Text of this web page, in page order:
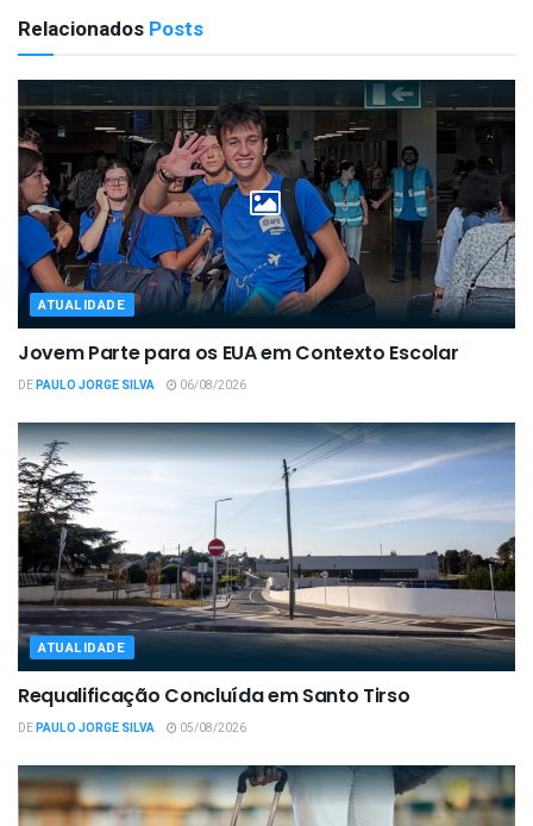
Relacionados Posts
ATUALIDADE
Jovem Parte para os EUA em Contexto Escolar
DEPAULO JORGE SILVA 06/08/2026
ATUALIDADE
Requalificação Concluída em Santo Tirso
DEPAULO JORGE SILVA 05/08/2026